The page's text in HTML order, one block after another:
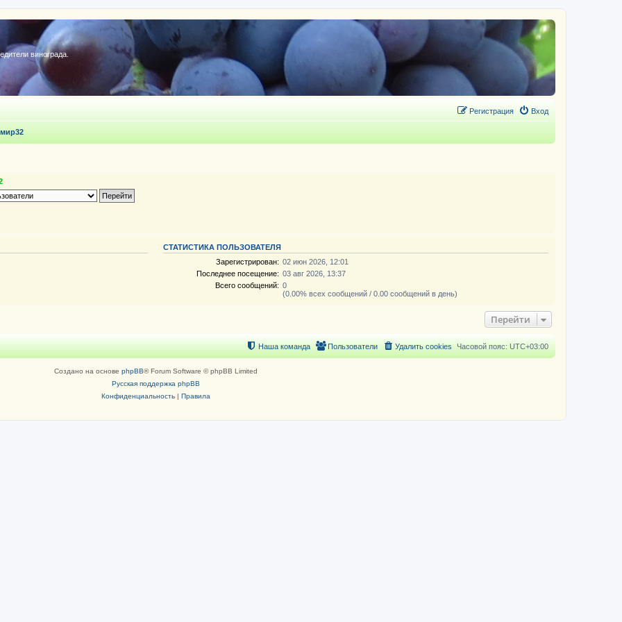
винограда.
Вход
Регистрация
СТАТИСТИКА ПОЛЬЗОВАТЕЛЯ
Зарегистрирован: 02 июн 2026, 12:01
Последнее посещение: 03 авг 2026, 13:37
Всего сообщений: 0
(0.00% всех сообщений / 0.00 сообщений в день)
Перейти
Часовой пояс: UTC+03:00
Удалить cookies
Пользователи
Наша команда
Создано на основе phpBB® Forum Software © phpBB Limited
Русская поддержка phpBB
Конфиденциальность| Правила